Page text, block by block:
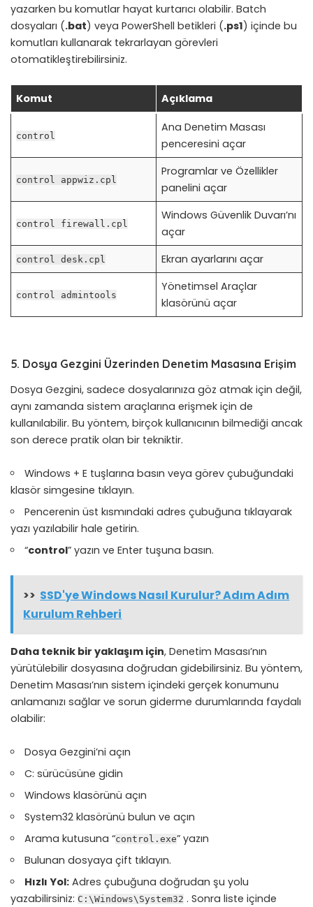
yazarken bu komutlar hayat kurtarıcı olabilir. Batch
dosyaları (.bat) veya PowerShell betikleri (.ps1) içinde bu
komutları kullanarak tekrarlayan görevleri
otomatikleştirebilirsiniz.
Komut Açıklama
control
Ana Denetim Masası
penceresini açar
control appwiz.cpl
Programlar ve Özellikler
panelini açar
control firewall.cpl
Windows Güvenlik Duvarı’nı
açar
control desk.cpl Ekran ayarlarını açar
control admintools
Yönetimsel Araçlar
klasörünü açar
5. Dosya Gezgini Üzerinden Denetim Masasına Erişim
Dosya Gezgini, sadece dosyalarınıza göz atmak için değil,
aynı zamanda sistem araçlarına erişmek için de
kullanılabilir. Bu yöntem, birçok kullanıcının bilmediği ancak
son derece pratik olan bir tekniktir.
Windows + E tuşlarına basın veya görev çubuğundaki
klasör simgesine tıklayın.
Pencerenin üst kısmındaki adres çubuğuna tıklayarak
yazı yazılabilir hale getirin.
“control” yazın ve Enter tuşuna basın.
>> SSD'ye Windows Nasıl Kurulur? Adım Adım
Kurulum Rehberi
Daha teknik bir yaklaşım için, Denetim Masası’nın
yürütülebilir dosyasına doğrudan gidebilirsiniz. Bu yöntem,
Denetim Masası’nın sistem içindeki gerçek konumunu
anlamanızı sağlar ve sorun giderme durumlarında faydalı
olabilir:
Dosya Gezgini’ni açın
C: sürücüsüne gidin
Windows klasörünü açın
System32 klasörünü bulun ve açın
Arama kutusuna “control.exe” yazın
Bulunan dosyaya çift tıklayın.
Hızlı Yol: Adres çubuğuna doğrudan şu yolu
yazabilirsiniz: C:\Windows\System32 . Sonra liste içinde